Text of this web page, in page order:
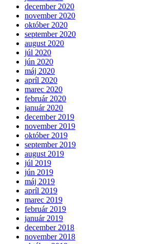
december 2020
november 2020
október 2020
september 2020
august 2020
júl 2020
jún 2020
máj 2020
apríl 2020
marec 2020
február 2020
január 2020
december 2019
november 2019
október 2019
september 2019
august 2019
júl 2019
jún 2019
máj 2019
apríl 2019
marec 2019
február 2019
január 2019
december 2018
november 2018